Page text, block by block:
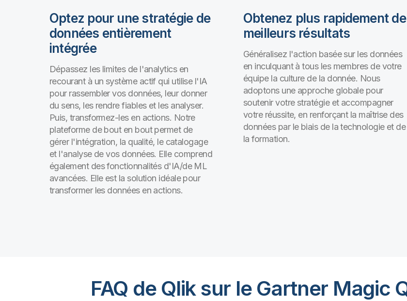
Optez pour une stratégie de
données entièrement
intégrée
Dépassez les limites de l'analytics en
recourant à un système actif qui utilise l'IA
pour rassembler vos données, leur donner
du sens, les rendre fiables et les analyser.
Puis, transformez-les en actions. Notre
plateforme de bout en bout permet de
gérer l'intégration, la qualité, le catalogage
et l'analyse de vos données. Elle comprend
également des fonctionnalités d'IA/de ML
avancées. Elle est la solution idéale pour
transformer les données en actions.
Obtenez plus rapidement de
meilleurs résultats
Généralisez l'action basée sur les données
en inculquant à tous les membres de votre
équipe la culture de la donnée. Nous
adoptons une approche globale pour
soutenir votre stratégie et accompagner
votre réussite, en renforçant la maîtrise des
données par le biais de la technologie et de
la formation.
FAQ de Qlik sur le Gartner Magic